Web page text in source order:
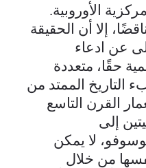
الأوروبية.
إلا أن الحقيقة
عن ادعاء
حقًا، متعددة
التاريخ الممتد من
القرن التاسع
إلى
لا يمكن
من خلال